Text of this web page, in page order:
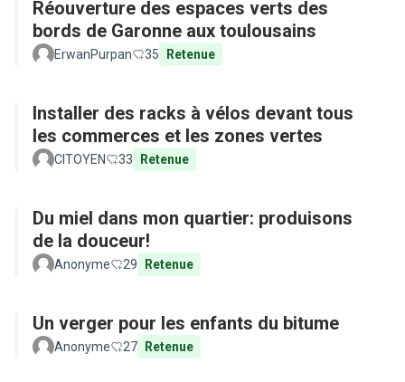
Réouverture des espaces verts des
bords de Garonne aux toulousains
ErwanPurpan 35 Retenue
Installer des racks à vélos devant tous
les commerces et les zones vertes
CITOYEN 33 Retenue
Du miel dans mon quartier: produisons
de la douceur!
Anonyme 29 Retenue
Un verger pour les enfants du bitume
Anonyme 27 Retenue